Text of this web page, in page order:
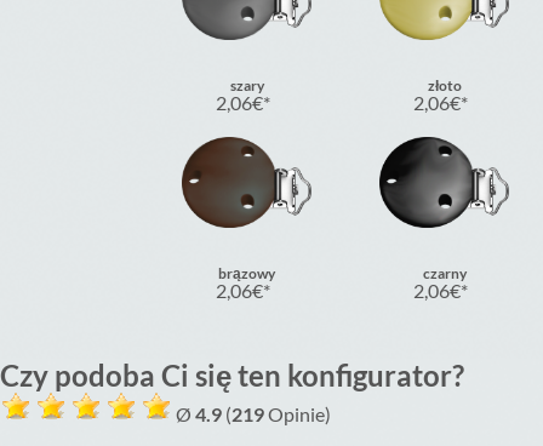
szary
2,06€
złoto
2,06€
brązowy
2,06€
czarny
2,06€
Czy podoba Ci się ten konfigurator?
Ø 4.9 (219Opinie)